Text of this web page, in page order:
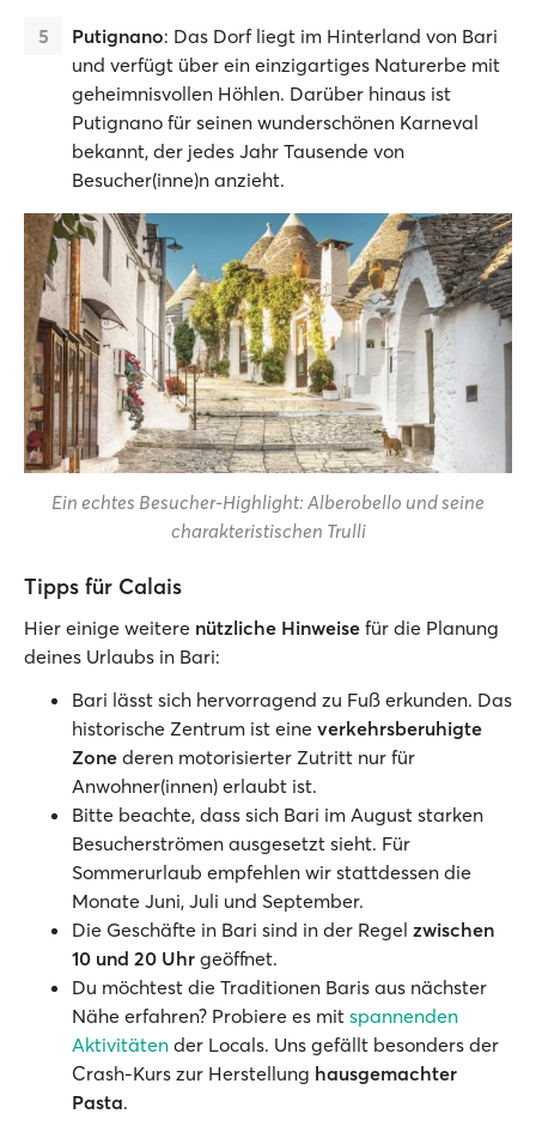
Putignano: Das Dorf liegt im Hinterland von Bari
und verfügt über ein einzigartiges Naturerbe mit
geheimnisvollen Höhlen. Darüber hinaus ist
Putignano für seinen wunderschönen Karneval
bekannt, der jedes Jahr Tausende von
Besucher(inne)n anzieht.
Ein echtes Besucher-Highlight: Alberobello und seine
charakteristischen Trulli
Tipps für Calais
Hier einige weitere nützliche Hinweise für die Planung
deines Urlaubs in Bari:
Bari lässt sich hervorragend zu Fuß erkunden. Das
historische Zentrum ist eine verkehrsberuhigte
Zone deren motorisierter Zutritt nur für
Anwohner(innen) erlaubt ist.
Bitte beachte, dass sich Bari im August starken
Besucherströmen ausgesetzt sieht. Für
Sommerurlaub empfehlen wir stattdessen die
Monate Juni, Juli und September.
Die Geschäfte in Bari sind in der Regel zwischen
10 und 20 Uhr geöffnet.
Du möchtest die Traditionen Baris aus nächster
Nähe erfahren? Probiere es mit spannenden
Aktivitäten der Locals. Uns gefällt besonders der
Crash-Kurs zur Herstellung hausgemachter
Pasta.